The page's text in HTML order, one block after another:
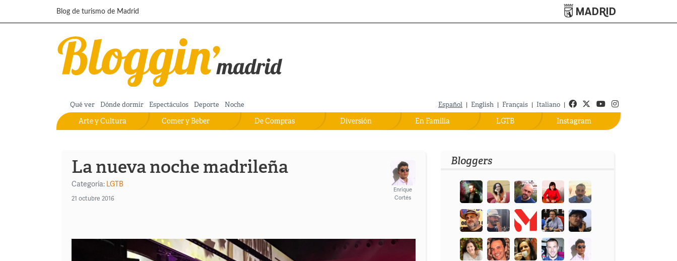
Pasar al contenido principal
Blog de turismo de Madrid
Turismo de Madrid
Qué ver Dónde dormir Espectáculos Deporte Noche Español | English | Français | Italiano | Facebook
TwitterYoutube
Instagram
Instagram
LGTB
En Familia
Diversión
De Compras
Comer y Beber
Arte y Cultura
La nueva noche madrileña
Categoría: LGTB
21 octubre 2016
Enrique
Cortés
Bloggers